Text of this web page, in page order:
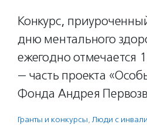
Конкурс,
дню ментального
ежегодно отмечается
— часть проекта
Фонда Андрея
Гранты и конкурсы, Люди с